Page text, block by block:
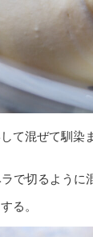
混ぜて馴染
切るように混
る。